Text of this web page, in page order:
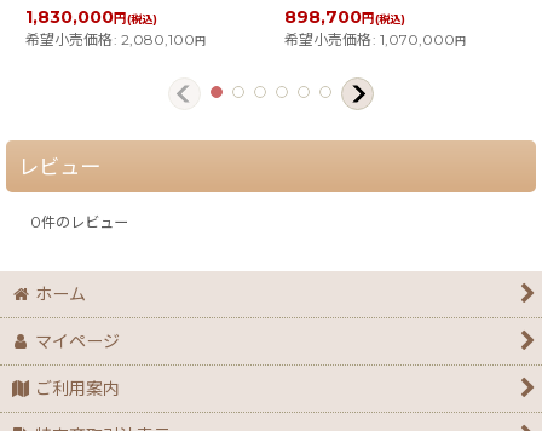
1,830,000円(税込)
希望小売価格: 2,080,100円
898,700円(税込)
希望小売価格: 1,070,000円
レビュー
0件のレビュー
ホーム
マイページ
ご利用案内